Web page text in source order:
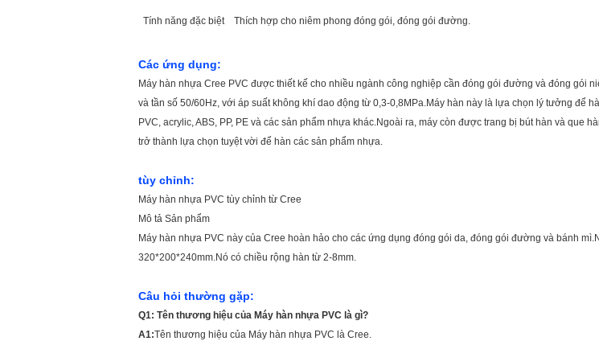
Tính năng đặc biệt Thích hợp cho niêm phong đóng gói, đóng gói đường.
Các ứng dụng:
Máy hàn nhựa Cree PVC được thiết kế cho nhiều ngành công nghiệp cần đóng gói đường và đóng gói
và tần số 50/60Hz, với áp suất không khí dao động từ 0,3-0,8MPa.Máy hàn này là lựa chọn lý tưởng để
PVC, acrylic, ABS, PP, PE và các sản phẩm nhựa khác.Ngoài ra, máy còn được trang bị bút hàn và que
trở thành lựa chọn tuyệt vời để hàn các sản phẩm nhựa.
tùy chỉnh:
Máy hàn nhựa PVC tùy chỉnh từ Cree
Mô tả Sản phẩm
Máy hàn nhựa PVC này của Cree hoàn hảo cho các ứng dụng đóng gói da, đóng gói đường và bánh
320*200*240mm.Nó có chiều rộng hàn từ 2-8mm.
Câu hỏi thường gặp:
Q1: Tên thương hiệu của Máy hàn nhựa PVC là gì?
A1:Tên thương hiệu của Máy hàn nhựa PVC là Cree.